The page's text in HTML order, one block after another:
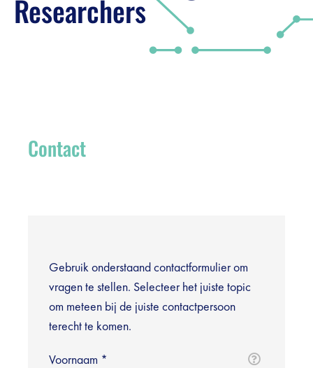
Job Market for Young Researchers
Researchers
Contact
Gebruik onderstaand contactformulier om
vragen te stellen. Selecteer het juiste topic
om meteen bij de juiste contactpersoon
terecht te komen.
Voornaam